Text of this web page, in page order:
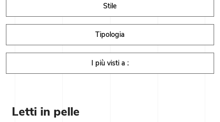
Stile
Tipologia
I più visti a :
Letti in pelle